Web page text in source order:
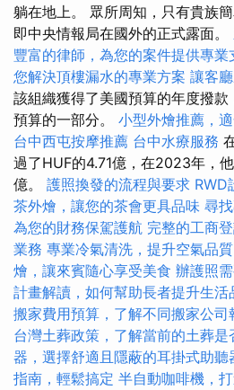
躺在地上。 眾所周知，只有貴族
即中央情報局在國外的正式露面。
豐富的律師，為您的案件提供專業
您解決頂樓漏水的專業方案 讓客
該組織獲得了美國預算的年度撥
預算的一部分。 小型外燴推薦，
台中西屯按摩推薦 台中水療服務
過了HUF的4.71億，在2023年，
億。 護照換發的流程與要求 RWD
茶外燴，讓您的茶會更具品味 尋
為您的財務保駕護航 完整的工商
業務 專業冷氣清洗，提升空氣品質
燴，讓來賓隨心享受美食 辦護照
計畫解讀，如何幫助長者提升生活
搬家費用預算，了解不同搬家公司
台灣土葬政策，了解當前的土葬是
器，選擇舒適且隱蔽的耳掛式助聽
指南，輕鬆搞定 半自動咖啡機，